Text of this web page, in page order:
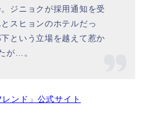
ジニョクが採用通知を受
スヒョンのホテルだっ
という立場を越えて惹か
が…。
ンド」公式サイト